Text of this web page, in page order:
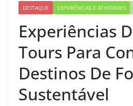
DESTAQUE EXPERIÊNCIAS E ATIVIDADES
Experiências
Tours Para
Destinos De
Sustentável